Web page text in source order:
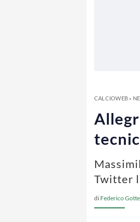
CALCIOWEB»
Twitter
di Federico